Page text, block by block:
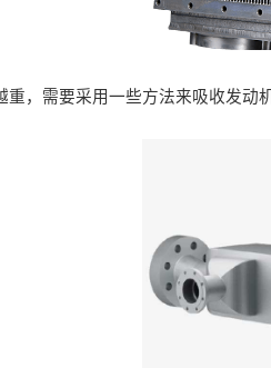
，需要采用一些方法来吸收发